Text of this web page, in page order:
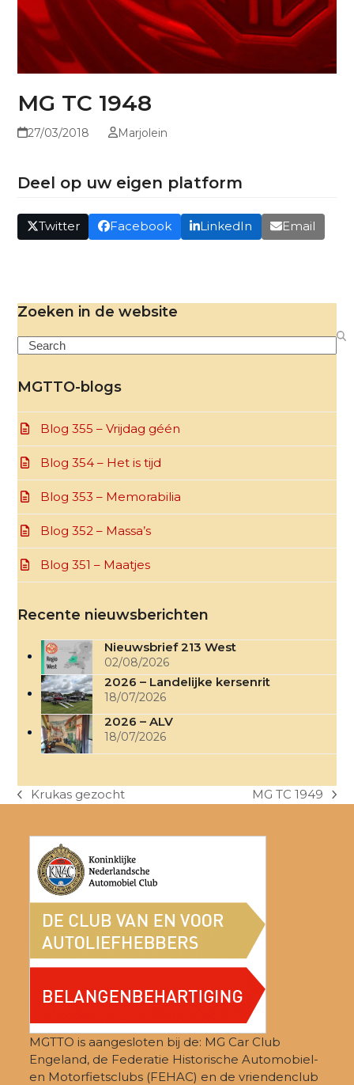
MG TC 1948
27/03/2018 Marjolein
Deel op uw eigen platform
Twitter Facebook LinkedIn Email
Zoeken in de website
Search
MGTTO-blogs
Blog 355 – Vrijdag géén
Blog 354 – Het is tijd
Blog 353 – Memorabilia
Blog 352 – Massa’s
Blog 351 – Maatjes
Recente nieuwsberichten
Nieuwsbrief 213 West
02/08/2026
2026 – Landelijke kersenrit
18/07/2026
2026 – ALV
18/07/2026
previous
Krukas gezocht
next
MG TC 1949
MGTTO is aangesloten bij de: MG Car Club
Engeland, de Federatie Historische Automobiel-
en Motorfietsclubs (FEHAC) en de vriendenclub